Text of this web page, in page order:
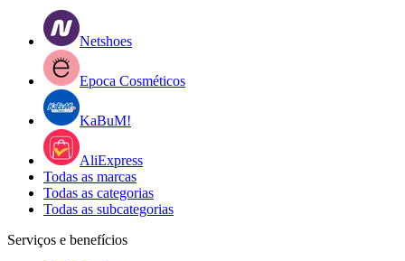
Netshoes
Epoca Cosméticos
KaBuM!
AliExpress
Todas as marcas
Todas as categorias
Todas as subcategorias
Serviços e benefícios